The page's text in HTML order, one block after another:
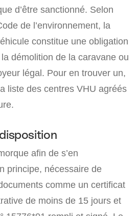
d’être sanctionné. Selon
de l’environnement, la
constitue une obligation
démolition de la caravane ou
légal. Pour en trouver un,
liste des centres VHU agréés
afin de s’en
principe, nécessaire de
comme un certificat
de moins de 15 jours et